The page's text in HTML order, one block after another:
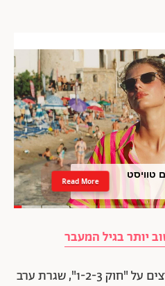
עם טוויסט
Read More
יותר בגיל המעבר
יותר ויותר רופאי שינה ממליצים על "חוק 1-2-3", שגרת ערב